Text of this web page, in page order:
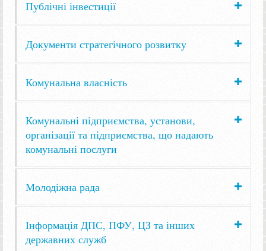
Публічні інвестиції
Документи стратегічного розвитку
Комунальна власність
Комунальні підприємства, установи,
організації та підприємства, що надають
комунальні послуги
Молодіжна рада
Інформація ДПС, ПФУ, ЦЗ та інших
державних служб